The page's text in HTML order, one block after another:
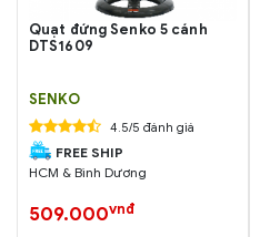
Quạt đứng Senko 5 cánh
DTS1609
SENKO
4.5/5 đánh giá
FREE SHIP
HCM & Bình Dương
509.000vnđ